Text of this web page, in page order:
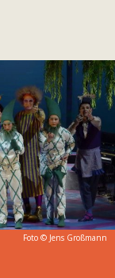
Foto © Jens Großmann